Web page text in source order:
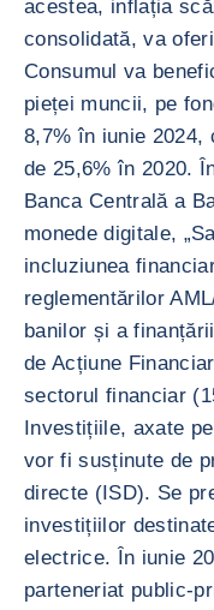
acestea, inflația
consolidată, va
Consumul va
pieței muncii, pe
8,7% în iunie 2024,
de 25,6% în 2020.
Banca Centrală a
monede digitale,
incluziunea
reglementărilor
banilor și a
de Acțiune
sectorul financiar
Investițiile, axate
vor fi susținute de
directe (ISD). Se
investițiilor
electrice. În iunie
parteneriat public-